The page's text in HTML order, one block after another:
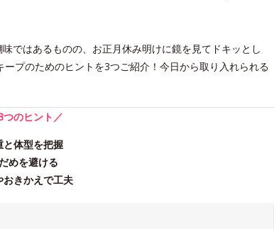
ではあるものの、お正月休み明けに鏡を見てドキッとし
プのためのヒントを3つご紹介！今日から取り入れられる
のヒント／
と体型を把握
めを避ける
おきかえで工夫